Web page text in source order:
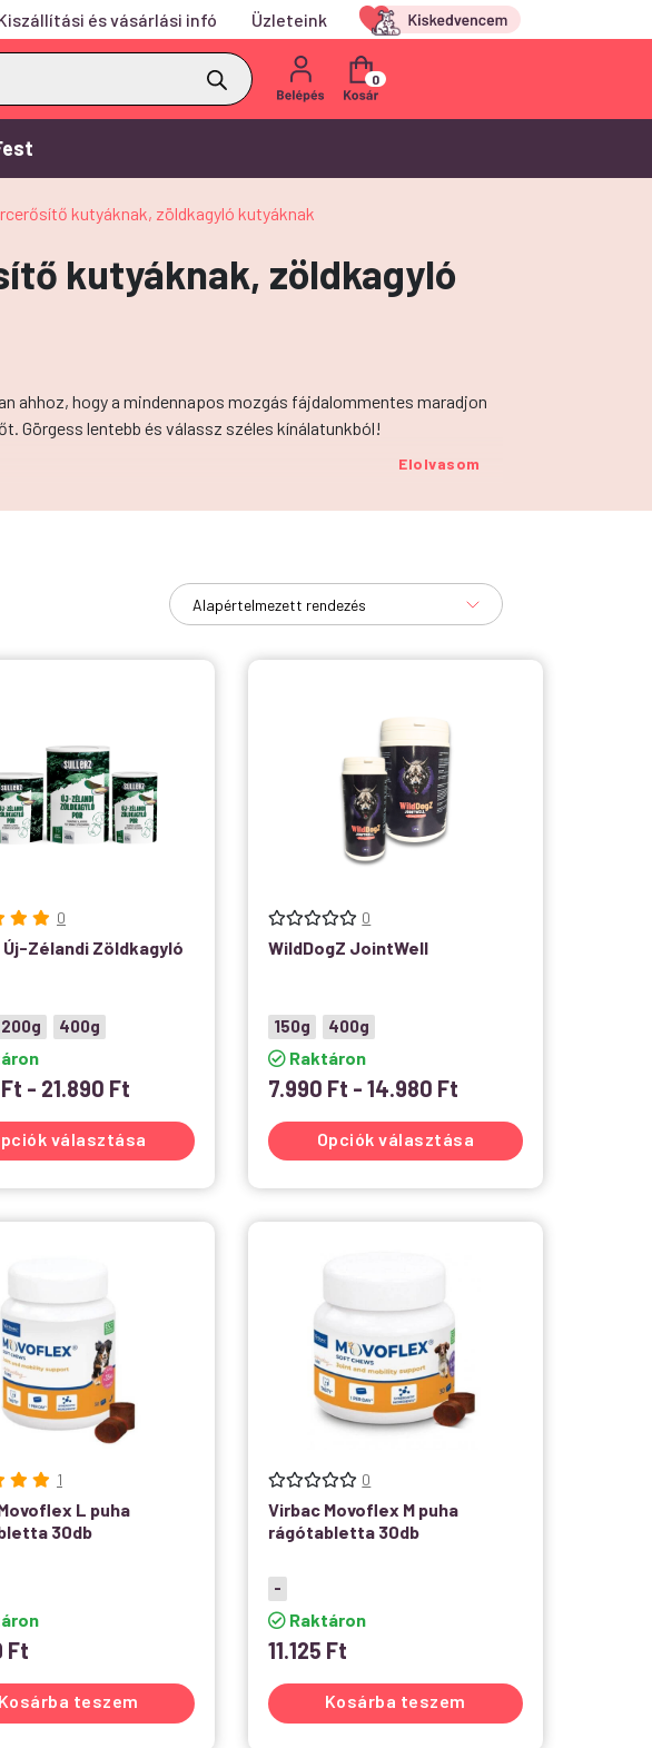
és vásárlási infó Üzleteink
Kiskedvencem
0
kutyáknak, zöldkagyló kutyáknak
kutyáknak, zöldkagyló
ahhoz, hogy a mindennapos mozgás fájdalommentes maradjon
Görgess lentebb és válassz széles kínálatunkból!
Elolvasom
0
Új-Zélandi Zöldkagyló
200g 400g
Ft - 21.890 Ft
választása
0
WildDogZ JointWell
150g 400g
Raktáron
7.990 Ft -14.980 Ft
Opciók választása
1
L puha
30db
Ft
Kosárba teszem
0
Virbac Movoflex M puha
rágótabletta 30db
-
Raktáron
11.125 Ft
Kosárba teszem